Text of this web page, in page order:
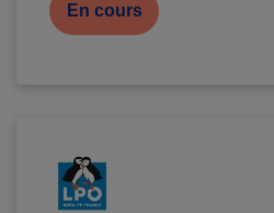
En cours